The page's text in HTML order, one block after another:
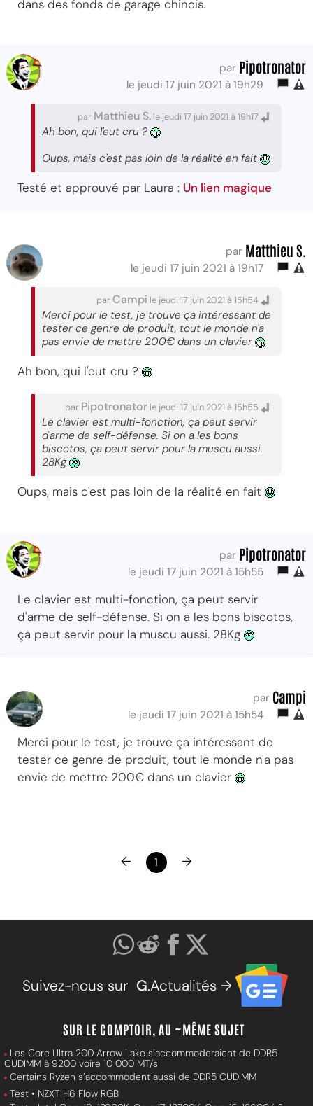
dans des fonds de garage chinois.
par Pipotronator
le jeudi 17 juin 2021 à 19h29
par Matthieu S. le jeudi 17 juin 2021 à 19h17
Ah bon, qui l'eut cru ?
Oups, mais c'est pas loin de la réalité en fait
Testé et approuvé par Laura : Un lien magique
par Matthieu S.
le jeudi 17 juin 2021 à 19h17
par Campi le jeudi 17 juin 2021 à 15h54
Merci pour le test, je trouve ça intéressant de
tester ce genre de produit, tout le monde n'a
pas envie de mettre 200€ dans un clavier
Ah bon, qui l'eut cru ?
par Pipotronator le jeudi 17 juin 2021 à 15h55
Le clavier est multi-fonction, ça peut servir
d'arme de self-défense. Si on a les bons
biscotos, ça peut servir pour la muscu aussi.
28Kg
Oups, mais c'est pas loin de la réalité en fait
par Pipotronator
le jeudi 17 juin 2021 à 15h55
Le clavier est multi-fonction, ça peut servir
d'arme de self-défense. Si on a les bons biscotos,
ça peut servir pour la muscu aussi. 28Kg
par Campi
le jeudi 17 juin 2021 à 15h54
Merci pour le test, je trouve ça intéressant de
tester ce genre de produit, tout le monde n'a pas
envie de mettre 200€ dans un clavier
← 1 →
Suivez-nous sur G.Actualités →
SUR LE COMPTOIR, AU ~MÊME SUJET
Les Core Ultra 200 Arrow Lake s’accommoderaient de DDR5
CUDIMM à 9200 voire 10 000 MT/s
Certains Ryzen s’accommodent aussi de DDR5 CUDIMM
Test • NZXT H6 Flow RGB